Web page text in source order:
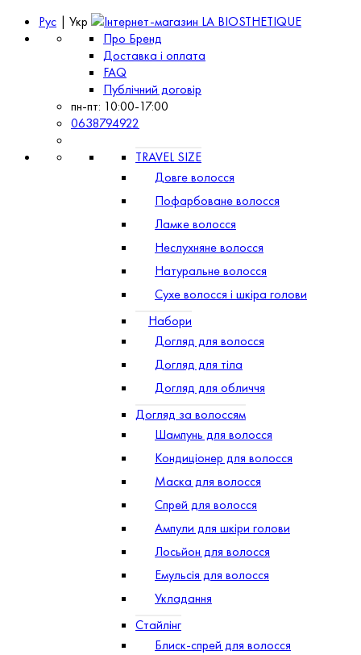
Рус | Укр
Про Бренд
Доставка і оплата
FAQ
Публічний договір
пн-пт: 10:00-17:00
0638794922
TRAVEL SIZE
Довге волосся
Пофарбоване волосся
Ламке волосся
Неслухняне волосся
Натуральне волосся
Сухе волосся і шкіра голови
Набори
Догляд для волосся
Догляд для тіла
Догляд для обличчя
Догляд за волоссям
Шампунь для волосся
Кондиціонер для волосся
Маска для волосся
Спрей для волосся
Ампули для шкіри голови
Лосьйон для волосся
Емульсія для волосся
Укладання
Стайлінг
Блиск-спрей для волосся